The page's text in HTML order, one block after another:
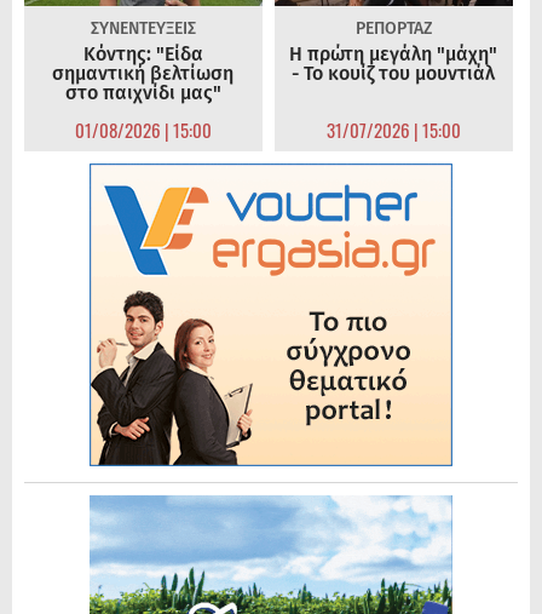
ΣΥΝΕΝΤΕΥΞΕΙΣ
Κόντης: "Είδα
σημαντική βελτίωση
στο παιχνίδι μας"
01/08/2026 | 15:00
ΡΕΠΟΡΤΑΖ
Η πρώτη μεγάλη "μάχη"
- Το κουίζ του μουντιάλ
31/07/2026 | 15:00